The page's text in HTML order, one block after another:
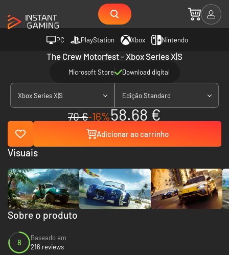
PC PlayStation Xbox Nintendo
The Crew Motorfest - Xbox Series X|S
Microsoft Store Download digital
Xbox Series X|S Edição Standard
70 €-16%58.68 €
Adicionar ao carrinho
Sobre o produto
8
Baseado em
216 reviews
Visuais